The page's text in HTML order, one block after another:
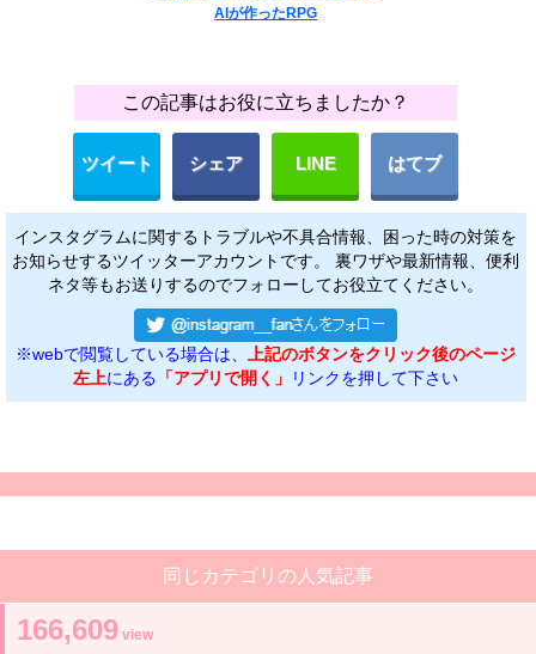
AIが作ったRPG
この記事はお役に立ちましたか？
ツイート シェア LINE はてブ
インスタグラムに関するトラブルや不具合情報、困った時の対策を
お知らせするツイッターアカウントです。 裏ワザや最新情報、便利
ネタ等もお送りするのでフォローしてお役立てください。
※webで閲覧している場合は、
上記のボタンをクリック後のページ
左上にある 「アプリで開く」 リンクを押して下さい
同じカテゴリの人気記事
166,609 view